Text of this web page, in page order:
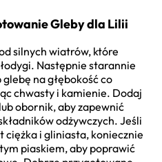
Gleby dla Lilii
silnych wiatrów, które
Następnie starannie
na głębokość co
chwasty i kamienie. Dodaj
obornik, aby zapewnić
odżywczych. Jeśli
ciężka i gliniasta, koniecznie
piaskiem, aby poprawić